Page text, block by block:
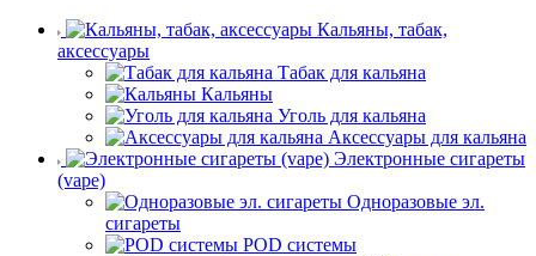
Кальяны, табак,
аксессуары
Табак для кальяна
Кальяны
Уголь для кальяна
Аксессуары для кальяна
Электронные сигареты
(vape)
Одноразовые эл.
сигареты
POD системы